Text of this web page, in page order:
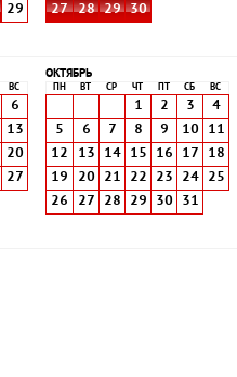
29
27
28 29 30
ВС
6
13
20
27
ОКТЯБРЬ
ПН ВТ СР ЧТ СБ ВС
1 2 3
4
5
6 7 8 9 10
11
12
13 14 15 16 17
18
19
20 21 22 23 24
25
26
27 28 29 30 31